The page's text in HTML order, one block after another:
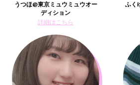
うつほ@東京ミュウミュウオー
ディション
詳細はこちら
ふく